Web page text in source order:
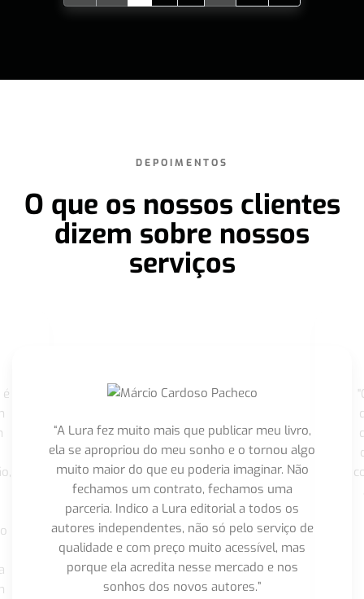
DEPOIMENTOS
O que os nossos clientes
dizem sobre nossos
serviços
“A Lura fez muito mais que publicar meu livro,
ela se apropriou do meu sonho e o tornou algo
muito maior do que eu poderia imaginar. Não
fechamos um contrato, fechamos uma
parceria. Indico a Lura editorial a todos os
autores independentes, não só pelo serviço de
qualidade e com preço muito acessível, mas
porque ela acredita nesse mercado e nos
sonhos dos novos autores.”